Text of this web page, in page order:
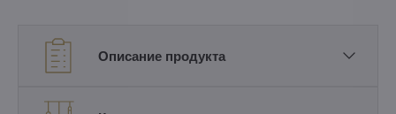
Описание продукта